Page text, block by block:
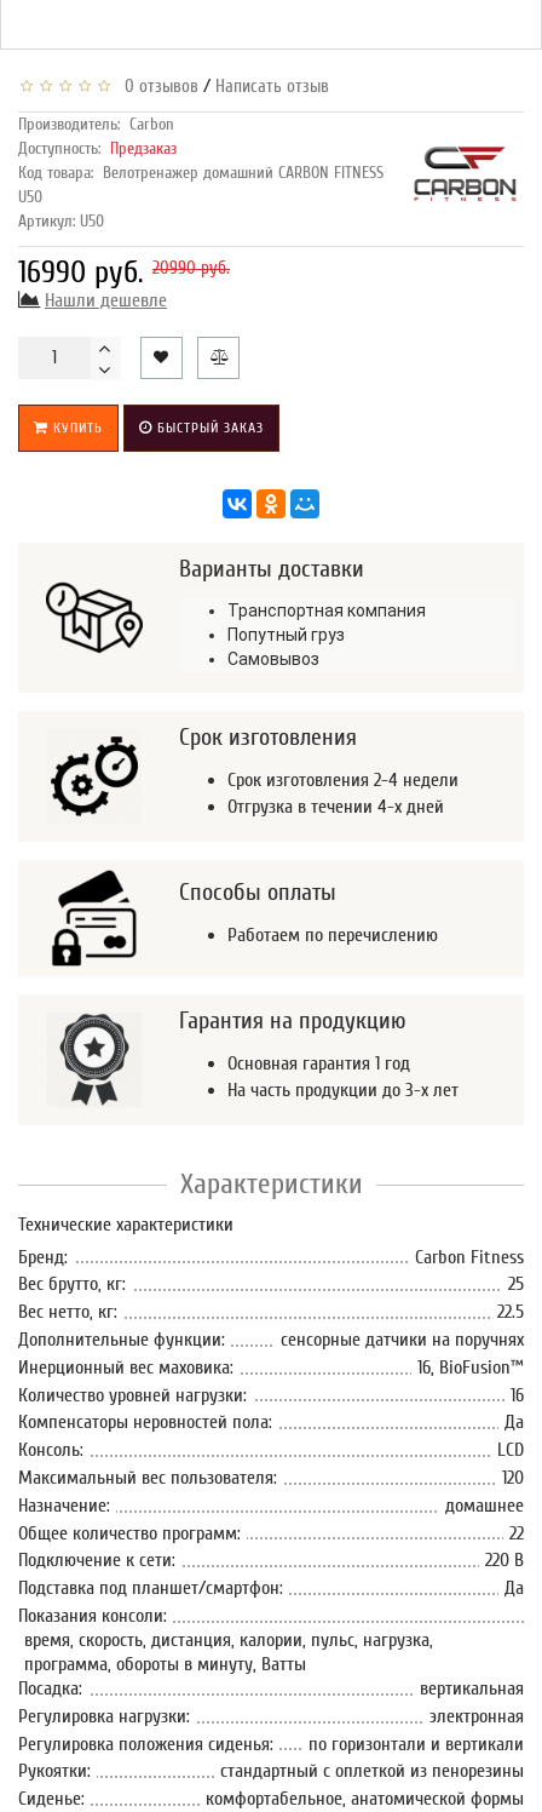
0 отзывов / Написать отзыв
Производитель: Carbon
Доступность: Предзаказ
Код товара: Велотренажер домашний CARBON FITNESS
U50
Артикул: U50
16990 руб. 20990 руб.
Нашли дешевле
КУПИТЬ БЫСТРЫЙ ЗАКАЗ
Варианты доставки
Транспортная компания
Попутный груз
Самовывоз
Срок изготовления
Срок изготовления 2-4 недели
Отгрузка в течении 4-х дней
Способы оплаты
Работаем по перечислению
Гарантия на продукцию
Основная гарантия 1 год
На часть продукции до 3-х лет
Характеристики
Технические характеристики
Бренд:
Carbon Fitness
Вес брутто, кг:
25
Вес нетто, кг:
22.5
Дополнительные функции:
сенсорные датчики на поручнях
Инерционный вес маховика:
16, BioFusion™
Количество уровней нагрузки:
16
Компенсаторы неровностей пола:
Да
Консоль:
LCD
Максимальный вес пользователя:
120
Назначение:
домашнее
Общее количество программ:
22
Подключение к сети:
220 В
Подставка под планшет/смартфон:
Да
Показания консоли:
время, скорость, дистанция, калории, пульс, нагрузка,
программа, обороты в минуту, Ватты
Посадка:
вертикальная
Регулировка нагрузки:
электронная
Регулировка положения сиденья:
по горизонтали и вертикали
Рукоятки:
стандартный с оплеткой из пенорезины
Сиденье:
комфортабельное, анатомической формы